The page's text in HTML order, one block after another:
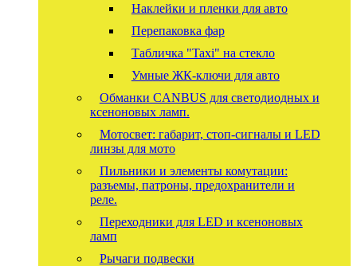
Наклейки и пленки для авто
Перепаковка фар
Табличка "Taxi" на стекло
Умные ЖК-ключи для авто
Обманки CANBUS для светодиодных и
ксеноновых ламп.
Мотосвет: габарит, стоп-сигналы и LED
линзы для мото
Пильники и элементы комутации:
разъемы, патроны, предохранители и
реле.
Переходники для LED и ксеноновых
ламп
Рычаги подвески